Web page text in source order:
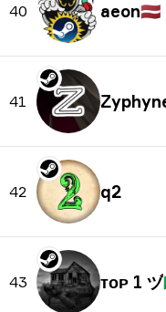
40 aeon🇱🇻
41
42 q2
43 ᴛᴏᴘ 1 ヅ